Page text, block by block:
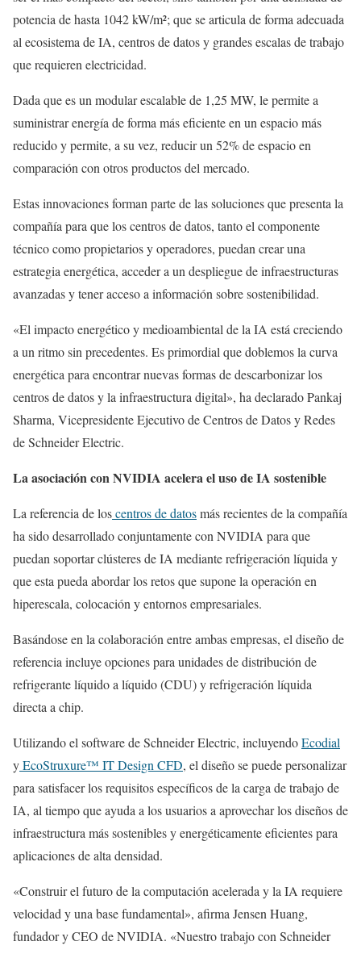
potencia de hasta 1042 kW/m²; que se articula de forma adecuada
al ecosistema de IA, centros de datos y grandes escalas de trabajo
que requieren electricidad.
Dada que es un modular escalable de 1,25 MW, le permite a
suministrar energía de forma más eficiente en un espacio más
reducido y permite, a su vez, reducir un 52% de espacio en
comparación con otros productos del mercado.
Estas innovaciones forman parte de las soluciones que presenta la
compañía para que los centros de datos, tanto el componente
técnico como propietarios y operadores, puedan crear una
estrategia energética, acceder a un despliegue de infraestructuras
avanzadas y tener acceso a información sobre sostenibilidad.
«El impacto energético y medioambiental de la IA está creciendo
a un ritmo sin precedentes. Es primordial que doblemos la curva
energética para encontrar nuevas formas de descarbonizar los
centros de datos y la infraestructura digital», ha declarado Pankaj
Sharma, Vicepresidente Ejecutivo de Centros de Datos y Redes
de Schneider Electric.
La asociación con NVIDIA acelera el uso de IA sostenible
La referencia de loscentros de datosmás recientes de la compañía
ha sido desarrollado conjuntamente con NVIDIA para que
puedan soportar clústeres de IA mediante refrigeración líquida y
que esta pueda abordar los retos que supone la operación en
hiperescala, colocación y entornos empresariales.
Basándose en la colaboración entre ambas empresas, el diseño de
referencia incluye opciones para unidades de distribución de
refrigerante líquido a líquido (CDU) y refrigeración líquida
directa a chip.
Utilizando el software de Schneider Electric, incluyendoEcodial
yEcoStruxure™ IT Design CFD, el diseño se puede personalizar
para satisfacer los requisitos específicos de la carga de trabajo de
IA, al tiempo que ayuda a los usuarios a aprovechar los diseños de
infraestructura más sostenibles y energéticamente eficientes para
aplicaciones de alta densidad.
«Construir el futuro de la computación acelerada y la IA requiere
velocidad y una base fundamental», afirma Jensen Huang,
fundador y CEO de NVIDIA. «Nuestro trabajo con Schneider